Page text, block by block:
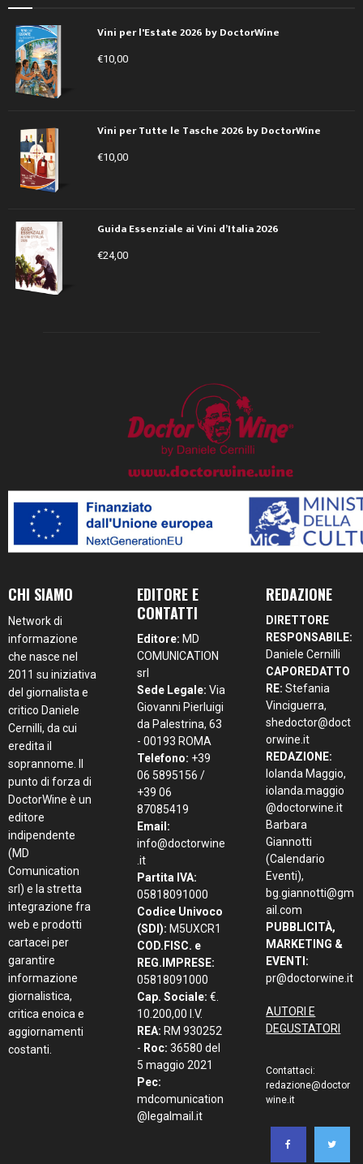
Vini per l'Estate 2026 by DoctorWine
€10,00
Vini per Tutte le Tasche 2026 by DoctorWine
€10,00
Guida Essenziale ai Vini d’Italia 2026
€24,00
CHI SIAMO
Network di
informazione
che nasce nel
2011 su iniziativa
del giornalista e
critico Daniele
Cernilli, da cui
eredita il
soprannome. Il
punto di forza di
DoctorWine è un
editore
indipendente
(MD
Comunication
srl) e la stretta
integrazione fra
web e prodotti
cartacei per
garantire
informazione
giornalistica,
critica enoica e
aggiornamenti
costanti.
EDITORE E
CONTATTI
Editore: MD
COMUNICATION
srl
Sede Legale: Via
Giovanni Pierluigi
da Palestrina, 63
- 00193 ROMA
Telefono: +39
06 5895156 /
+39 06
87085419
Email:
info@doctorwine
.it
Partita IVA:
05818091000
Codice Univoco
(SDI): M5UXCR1
COD.FISC. e
REG.IMPRESE:
05818091000
Cap. Sociale: €.
10.200,00 I.V.
REA: RM 930252
- Roc: 36580 del
5 maggio 2021
Pec:
mdcomunication
@legalmail.it
REDAZIONE
DIRETTORE
RESPONSABILE:
Daniele Cernilli
CAPOREDATTO
RE: Stefania
Vinciguerra,
shedoctor@doct
orwine.it
REDAZIONE:
Iolanda Maggio,
iolanda.maggio
@doctorwine.it
Barbara
Giannotti
(Calendario
Eventi),
bg.giannotti@gm
ail.com
PUBBLICITÀ,
MARKETING &
EVENTI:
pr@doctorwine.it
AUTORI E
DEGUSTATORI
Contattaci:
redazione@doctor
wine.it